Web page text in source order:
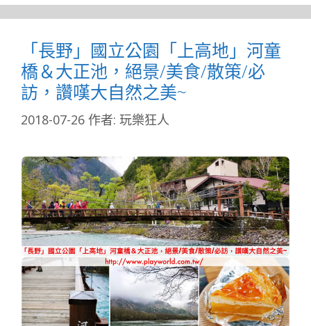
「長野」國立公園「上高地」河童
橋＆大正池，絕景/美食/散策/必
訪，讚嘆大自然之美~
2018-07-26 作者: 玩樂狂人